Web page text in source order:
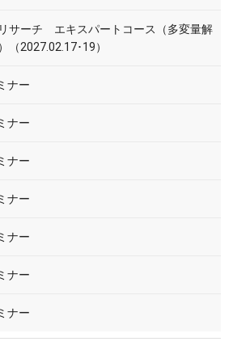
サーチ エキスパートコース（多変量解
（2027.02.17･19）
ナー
ナー
ナー
ナー
ナー
ナー
ナー